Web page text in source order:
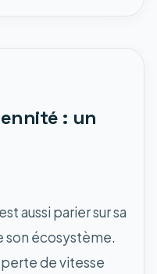
: un
aussi parier sur sa
son écosystème.
perte de vitesse